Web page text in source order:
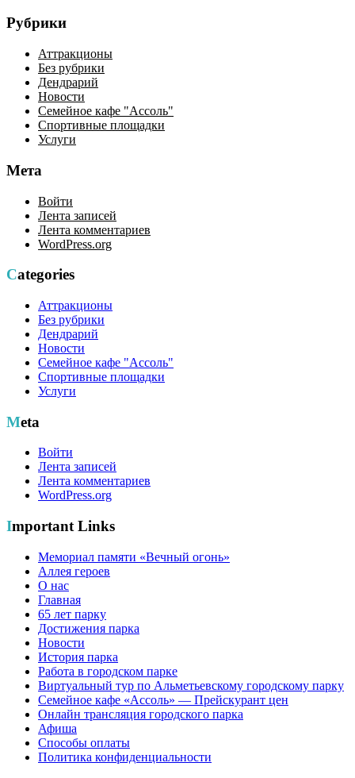
Рубрики
Аттракционы
Без рубрики
Дендрарий
Новости
Семейное кафе "Ассоль"
Спортивные площадки
Услуги
Мета
Войти
Лента записей
Лента комментариев
WordPress.org
Categories
Аттракционы
Без рубрики
Дендрарий
Новости
Семейное кафе "Ассоль"
Спортивные площадки
Услуги
Meta
Войти
Лента записей
Лента комментариев
WordPress.org
Important Links
Мемориал памяти «Вечный огонь»
Аллея героев
О нас
Главная
65 лет парку
Достижения парка
Новости
История парка
Работа в городском парке
Виртуальный тур по Альметьевскому городскому парку
Семейное кафе «Ассоль» — Прейскурант цен
Онлайн трансляция городского парка
Афиша
Способы оплаты
Политика конфиденциальности